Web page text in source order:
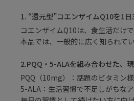
1. “還元型”コエンザイムQ10を1日
コエンザイムQ10は、食生活だけ
本品では、一般的に広く知られて
2.PQQ・5-ALAを組み合わせた、
PQQ（10mg）：話題のビタミン
5-ALA：生活習慣で不足しがちな